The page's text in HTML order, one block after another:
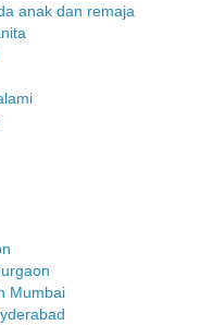
anak dan remaja
Mumbai